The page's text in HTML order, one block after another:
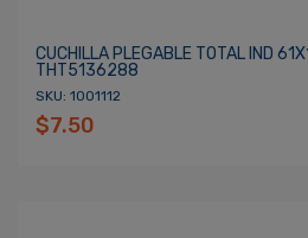
CUCHILLA PLEGABLE TOTAL IND
THT5136288
SKU: 1001112
$7.50